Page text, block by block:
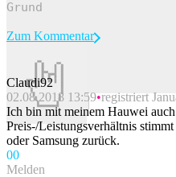
Beitrag melden
Zum Kommentar
Claudi92
02.08.2018 13:59 registriert
Ich bin mit meinem Hauwei
Preis-/Leistungsverhältnis
oder Samsung zurück.
00
Melden